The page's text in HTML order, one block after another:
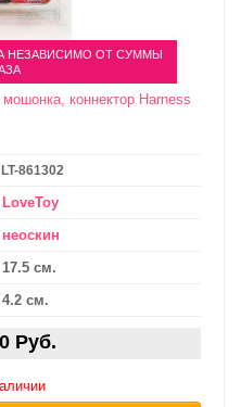
НЕЗАВИСИМО ОТ СУММЫ
коннектор Harness
LT-861302
LoveToy
неоскин
17.5 см.
4.2 см.
Руб.